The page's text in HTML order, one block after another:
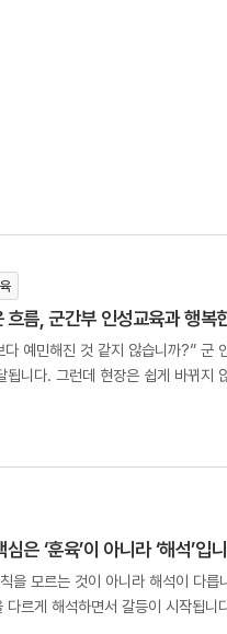
흐름, 군간부 인성교육과 행복
다 예민해진 것 같지 않습니까?” 군
됩니다. 그런데 현장은 쉽게 바뀌지
인성교육의 흐름은 한 방향을 가
은 ‘훈육’이 아니라 ‘해석’입
을 모르는 것이 아니라 해석이 다
다르게 해석하면서 갈등이 시작됩